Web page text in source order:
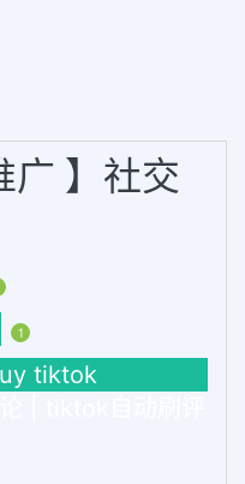
】社交
1
tiktok